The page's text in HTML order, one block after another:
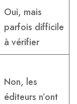
Oui, mais
parfois difficile
à vérifier
Non, les
éditeurs n’ont